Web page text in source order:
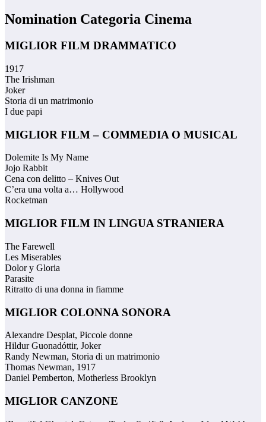
Nomination Categoria Cinema
MIGLIOR FILM DRAMMATICO
1917
The Irishman
Joker
Storia di un matrimonio
I due papi
MIGLIOR FILM – COMMEDIA O MUSICAL
Dolemite Is My Name
Jojo Rabbit
Cena con delitto – Knives Out
C’era una volta a… Hollywood
Rocketman
MIGLIOR FILM IN LINGUA STRANIERA
The Farewell
Les Miserables
Dolor y Gloria
Parasite
Ritratto di una donna in fiamme
MIGLIOR COLONNA SONORA
Alexandre Desplat, Piccole donne
Hildur Guonadóttir, Joker
Randy Newman, Storia di un matrimonio
Thomas Newman, 1917
Daniel Pemberton, Motherless Brooklyn
MIGLIOR CANZONE